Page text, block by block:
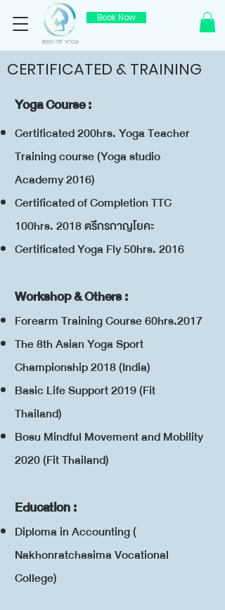
Book Now
CERTIFICATED & TRAINING
Yoga Course :
Certificated 200hrs. Yoga Teacher
Training course (Yoga studio
Academy 2016)
Certificated of Completion TTC
100hrs. 2018 ตรีีกรกาญโยคะ
Certificated Yoga Fly 50hrs. 2016
Workshop & Others :
Forearm Training Course 60hrs.2017
The 8th Asian Yoga Sport
Championship 2018 (India)
Basic Life Support 2019 (Fit
Thailand)
Bosu Mindful Movement and Mobility
2020 (Fit Thailand)
Education :
Diploma in Accounting (
Nakhonratchasima Vocational
College)